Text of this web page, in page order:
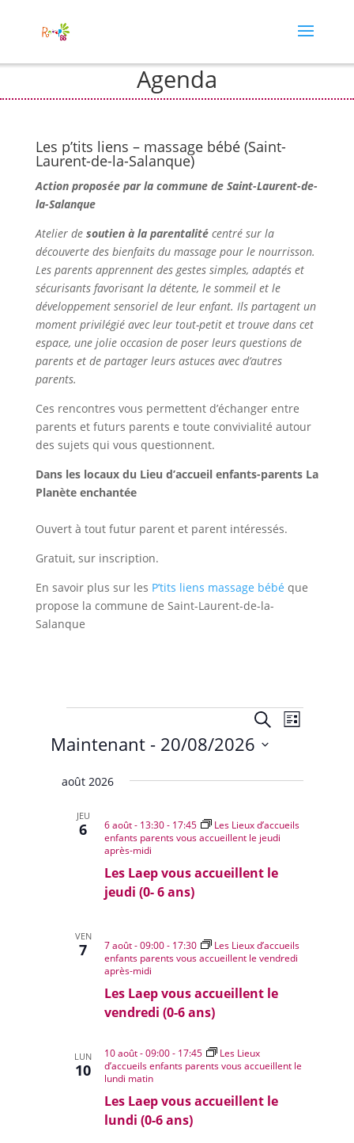
Agenda
Les p’tits liens – massage bébé (Saint-
Laurent-de-la-Salanque)
Action proposée par la commune de Saint-Laurent-de-
la-Salanque
Atelier de soutien à la parentalitécentré sur la
découverte des bienfaits du massage pour le nourrisson.
Les parents apprennent des gestes simples, adaptés et
sécurisants favorisant la détente, le sommeil et le
développement sensoriel de leur enfant. Ils partagent un
moment privilégié avec leur tout-petit et trouve dans cet
espace, une jolie occasion de poser leurs questions de
parents et de partager leurs astuces avec d’autres
parents.
Ces rencontres vous permettent d’échanger entre
parents et futurs parents e toute convivialité autour
des sujets qui vous questionnent.
Dans les locaux du Lieu d’accueil enfants-parents La
Planète enchantée
Ouvert à tout futur parent et parent intéressés.
Gratuit, sur inscription.
En savoir plus sur les P’tits liens massage bébé que
propose la commune de Saint-Laurent-de-la-
Salanque
Évènements Recherche
et
navigation
de
Recherche
de
Liste
Maintenant - 20/08/2026
une
août 2026
JEU
6
Les Laep vous accueillent le
jeudi (0- 6 ans)
6 août - 13:30- 17:45
Les Lieux d’accueils
enfants parents vous accueillent le jeudi
après-midi
VEN
7
Les Laep vous accueillent le
vendredi (0-6 ans)
7 août - 09:00- 17:30
Les Lieux d’accueils
enfants parents vous accueillent le vendredi
après-midi
LUN
10
Les Laep vous accueillent le
lundi (0-6 ans)
10 août - 09:00- 17:45
Les Lieux
d’accueils enfants parents vous accueillent le
lundi matin